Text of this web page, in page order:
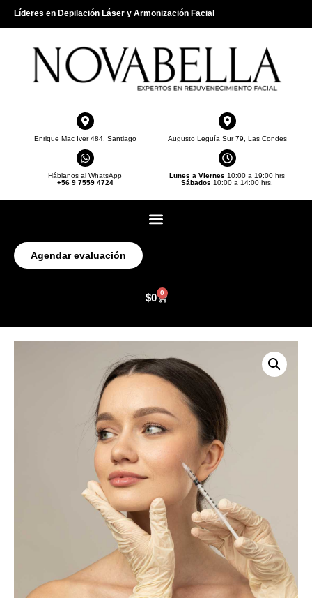
Líderes en Depilación Láser y Armonización Facial
Enrique Mac Iver 484, Santiago Augusto Leguía Sur 79, Las Condes
Háblanos al WhatsApp
+56 9 7559 4724
Lunes a Viernes 10:00 a 19:00 hrs
Sábados 10:00 a 14:00 hrs.
Agendar evaluación
$0 0